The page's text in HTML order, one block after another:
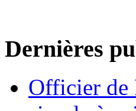
Dernières
Officier de